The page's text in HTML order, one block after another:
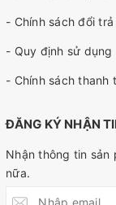
- Chính sách đổi trả
- Quy định sử dụng
- Chính sách thanh
ĐĂNG KÝ NHẬN
Nhận thông tin sản
nữa.